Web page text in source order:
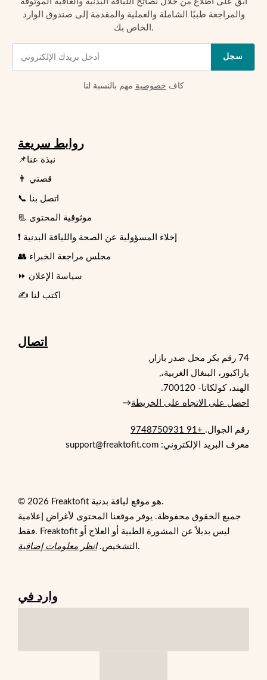
والمراجعة طبيًا الشاملة والعملية والمقدمة إلى صندوق الوارد
الخاص بك.
سجل
كاف خصوصية مهم بالنسبة لنا
روابط سريعة
📌نبذة عنا
👨 قصتي
📞 اتصل بنا
📃 موثوقية المحتوى
❗ إخلاء المسؤولية عن الصحة واللياقة البدنية
👥 مجلس مراجعة الخبراء
⏩ سياسة الإعلان
✍️ اكتب لنا
اتصال
74 رقم بكر محل صدر بازار,
باراكبور، البنغال الغربية،,
الهند، كولكاتا- 700120.
احصل على الاتجاه على الخريطة→
رقم الجوال. +91 9748750931
معرف البريد الإلكتروني: support@freaktofit.com
© 2026 Freaktofit هو موقع لياقة بدنية.
جميع الحقوق محفوظة. يوفر موقعنا المحتوى لأغراض إعلامية
فقط. Freaktofit ليس بديلاً عن المشورة الطبية أو العلاج أو
التشخيص.انظر معلومات إضافية .
وارد في